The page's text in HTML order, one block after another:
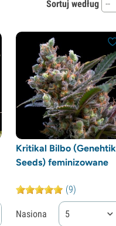
Sortuj według --
Kritikal Bilbo (Genehtik
Seeds) feminizowane
(9)
Nasiona 5